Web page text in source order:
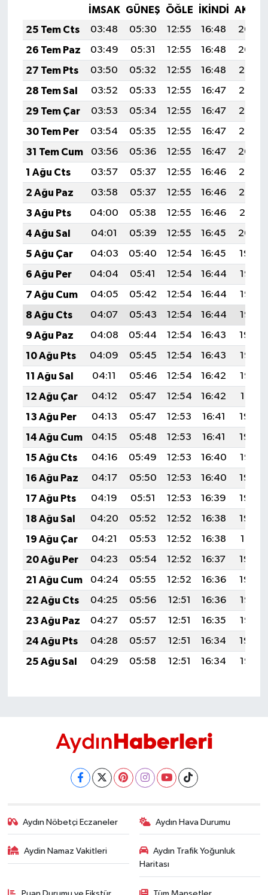
İMSAK GÜNEŞ ÖĞLE İKINDI
25 Tem Cts
03:48 05:30 12:55 16:48
20:09
26 Tem Paz
03:49 05:31 12:55 16:48
20:09
27 Tem Pts
03:50 05:32 12:55 16:48
20:08
28 Tem Sal
03:52 05:33 12:55 16:47
20:07
29 Tem Çar
03:53 05:34 12:55 16:47
20:06
30 Tem Per
03:54 05:35 12:55 16:47
20:05
31 Tem Cum
03:56 05:36 12:55 16:47
20:04
1 Ağu Cts
03:57 05:37 12:55 16:46
20:03
2 Ağu Paz
03:58 05:37 12:55 16:46
20:02
3 Ağu Pts
04:00 05:38 12:55 16:46
20:01
4 Ağu Sal
04:01 05:39 12:55 16:45
20:00
5 Ağu Çar
04:03 05:40 12:54 16:45
19:59
6 Ağu Per
04:04 05:41 12:54 16:44
19:58
7 Ağu Cum
04:05 05:42 12:54 16:44
19:57
8 Ağu Cts
04:07 05:43 12:54 16:44
19:55
9 Ağu Paz
04:08 05:44 12:54 16:43
19:54
10 Ağu Pts
04:09 05:45 12:54 16:43
19:53
11 Ağu Sal
04:11 05:46 12:54 16:42
19:52
12 Ağu Çar
04:12 05:47 12:54 16:42
19:51
13 Ağu Per
04:13 05:47 12:53 16:41
19:49
14 Ağu Cum
04:15 05:48 12:53 16:41
19:48
15 Ağu Cts
04:16 05:49 12:53 16:40
19:47
16 Ağu Paz
04:17 05:50 12:53 16:40
19:45
17 Ağu Pts
04:19 05:51 12:53 16:39
19:44
18 Ağu Sal
04:20 05:52 12:52 16:38
19:43
19 Ağu Çar
04:21 05:53 12:52 16:38
19:41
20 Ağu Per
04:23 05:54 12:52 16:37
19:40
21 Ağu Cum
04:24 05:55 12:52 16:36
19:39
22 Ağu Cts
04:25 05:56 12:51 16:36
19:37
23 Ağu Paz
04:27 05:57 12:51 16:35
19:36
24 Ağu Pts
04:28 05:57 12:51 16:34
19:34
25 Ağu Sal
04:29 05:58 12:51 16:34 19:33
Aydın Nöbetçi Eczaneler Aydın Hava Durumu
Aydin Namaz Vakitleri
Aydın Trafik Yoğunluk
Haritası
Puan Durumu ve Fikstür Tüm Manşetler
TEKNOLOJİ
YAŞAM
YEREL
AFYON
AFYONKARAHİSAR
AYDIN
DENİZLİ
İZMİR
KÜTAHYA
MANİSA
MUĞLA
UŞAK
YURT